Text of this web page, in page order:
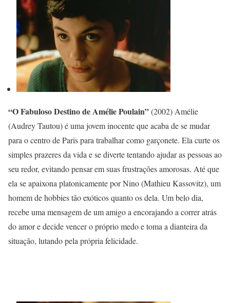
“O Fabuloso Destino de Amélie Poulain”(2002) Amélie
(Audrey Tautou) é uma jovem inocente que acaba de se mudar
para o centro de Paris para trabalhar como garçonete. Ela curte os
simples prazeres da vida e se diverte tentando ajudar as pessoas ao
seu redor, evitando pensar em suas frustrações amorosas. Até que
ela se apaixona platonicamente por Nino (Mathieu Kassovitz), um
homem de hobbies tão exóticos quanto os dela. Um belo dia,
recebe uma mensagem de um amigo a encorajando a correr atrás
do amor e decide vencer o próprio medo e toma a dianteira da
situação, lutando pela própria felicidade.